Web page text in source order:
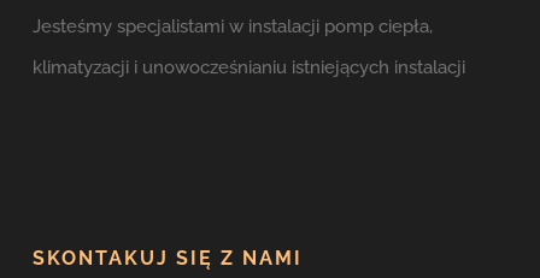
Jesteśmy specjalistami w instalacji pomp ciepła,
klimatyzacji i unowocześnianiu istniejących instalacji
SKONTAKUJ SIĘ Z NAMI